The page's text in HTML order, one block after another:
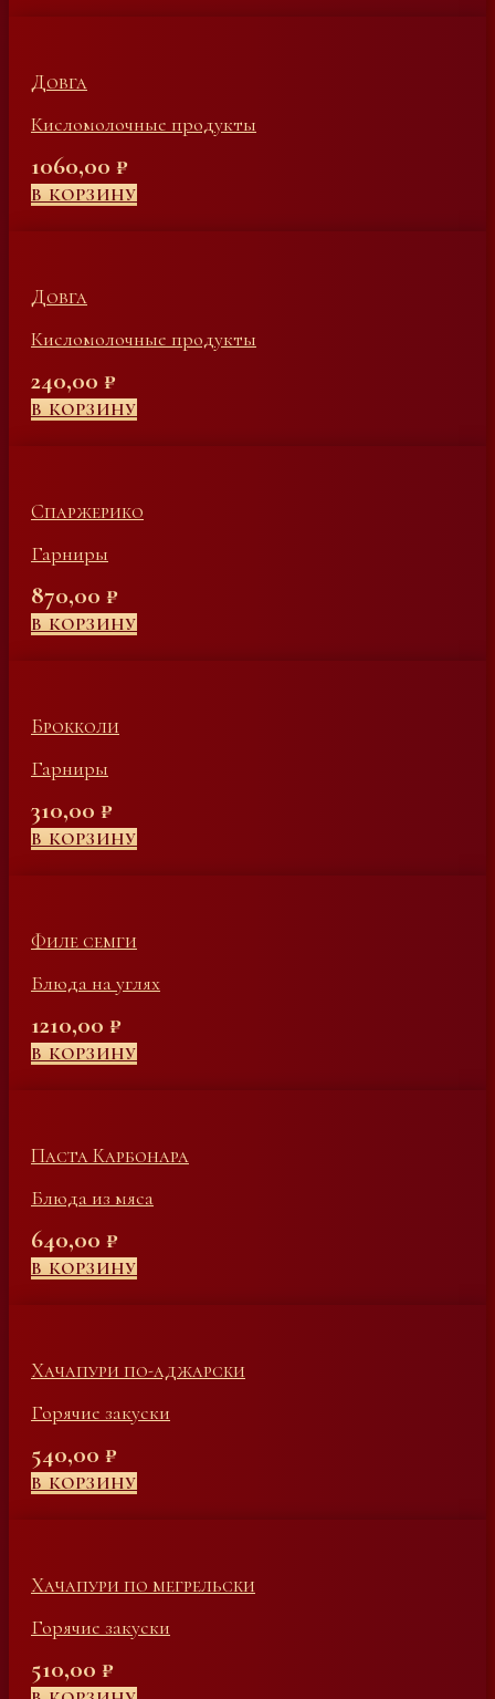
Довга
Кисломолочные продукты
1060,00 ₽
В КОРЗИНУ
Довга
Кисломолочные продукты
240,00 ₽
В КОРЗИНУ
Спаржерико
Гарниры
870,00 ₽
В КОРЗИНУ
Брокколи
Гарниры
310,00 ₽
В КОРЗИНУ
Филе семги
Блюда на углях
1210,00 ₽
В КОРЗИНУ
Паста Карбонара
Блюда из мяса
640,00 ₽
В КОРЗИНУ
Хачапури по-аджарски
Горячие закуски
540,00 ₽
В КОРЗИНУ
Хачапури по мегрельски
Горячие закуски
510,00 ₽